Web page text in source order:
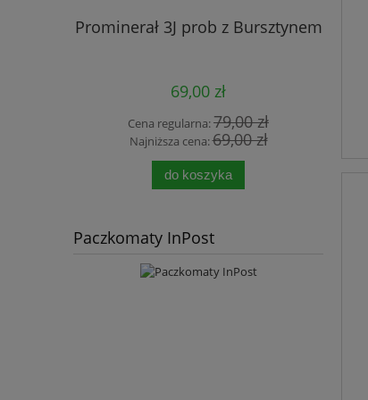
Prominerał 3J prob z Bursztynem
69,00 zł
Cena regularna:79,00 zł
Najniższa cena:69,00 zł
do koszyka
Paczkomaty InPost